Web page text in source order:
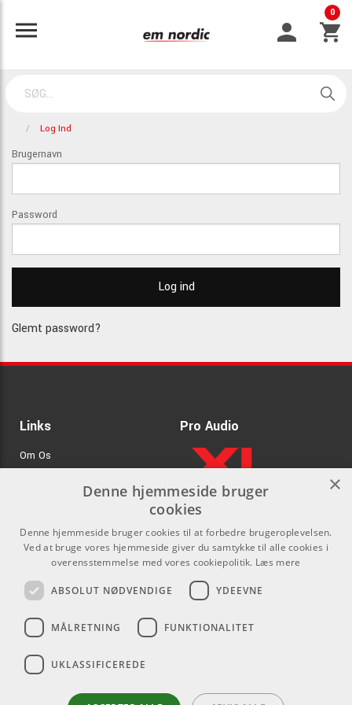
0
Log Ind
Brugernavn
Password
Glemt password?
Links
Om Os
GDPR & Cookies
Pro Audio
.
Kontakt
Som privatperson kan du ikke
købe på denne hjemmeside, alt
forhandlere.
info@emnordic.dk
Sociale medier
×
Denne hjemmeside bruger
cookies
Denne hjemmeside bruger cookies til at forbedre brugeroplevelsen.
Ved at bruge vores hjemmeside giver du samtykke til alle cookies i
overensstemmelse med vores cookiepolitik. Læs mere
ABSOLUT NØDVENDIGE YDEEVNE
MÅLRETNING FUNKTIONALITET
UKLASSIFICEREDE